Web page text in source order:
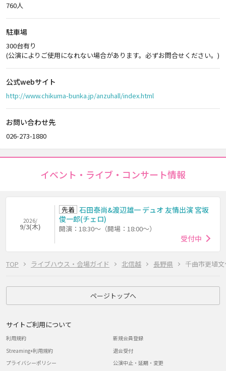
TOP ライブハウス・会場ガイド 北信越 長野県 千曲市更埴
760人
駐車場
300台有り
(公演によりご使用になれない場合があります。必ずお問合せください。)
公式webサイト
http://www.chikuma-bunka.jp/anzuhall/index.html
お問い合わせ先
026-273-1880
イベント・ライブ・コンサート情報
2026/
9/3(木)
先着 石田泰尚&渡辺雄一 デュオ 友情出演 宮坂
俊一郎(チェロ)
開演：18:30～（開場：18:00～）
受付中
ページトップへ
サイトご利用について
利用規約
Streaming+利用規約
プライバシーポリシー
新規会員登録
退会受付
公演中止・延期・変更